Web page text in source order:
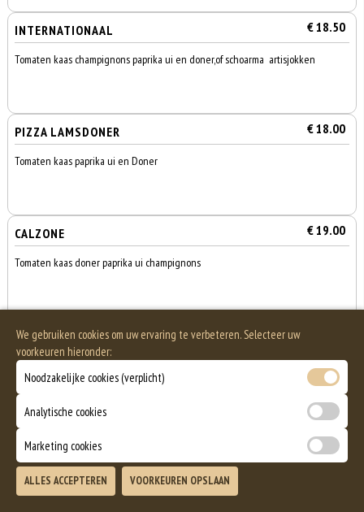
INTERNATIONAAL € 18.50
Tomaten kaas champignons paprika ui en doner,of schoarma artisjokken
PIZZA LAMSDONER € 18.00
Tomaten kaas paprika ui en Doner
CALZONE € 19.00
Tomaten kaas doner paprika ui champignons
PIZZA ISKENDER
Tomaten kaas tonijn garnalen mosselen en ansjovis
PIZZA KAPADOKYA € 19.00
Tomaten kaas salami ham spek champignons en ei
€ 0,00
We gebruiken cookies om uw ervaring te verbeteren. Selecteer uw
voorkeuren hieronder:
Noodzakelijke cookies (verplicht)
Analytische cookies
Marketing cookies
ALLES ACCEPTEREN VOORKEUREN OPSLAAN